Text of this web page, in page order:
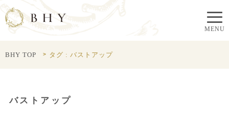
BHY TOP タグ : バストアップ
バストアップ